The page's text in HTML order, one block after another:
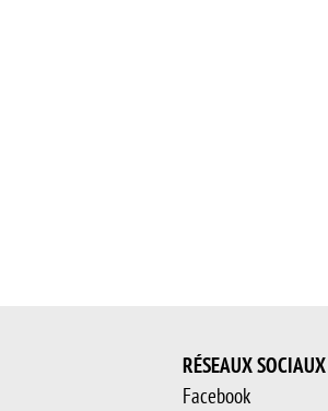
RÉSEAUX SOCIAUX
Facebook